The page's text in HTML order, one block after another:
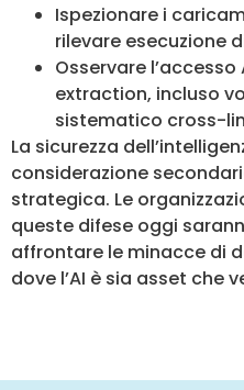
Ispezionare i
rilevare esecuzione
Osservare
extraction, incluso
sistematico cross-
La sicurezza
considerazione
strategica. Le
queste difese oggi
affrontare le minacce di
dove l’AI è sia asset che